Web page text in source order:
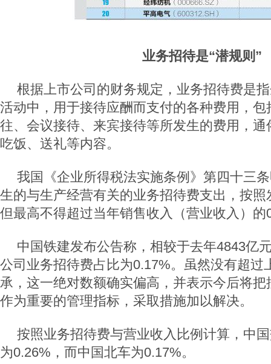
业务招待是“潜规则”
根据上市公司的财务规定，业务招待费是
活动中，用于接待应酬而支付的各种费用，
往、会议接待、来宾接待等所发生的费用，
吃饭、送礼等内容。
我国《企业所得税法实施条例》第四十三
生的与生产经营有关的业务招待费支出，按
但最高不得超过当年销售收入（营业收入）的
中国铁建发布公告称，相较于去年4843亿
公司业务招待费占比为0.17%。虽然没有超过
承，这一绝对数额确实偏高，并表示今后将
作为重要的管理指标，采取措施加以解决。
按照业务招待费与营业收入比例计算，中
为0.26%，而中国北车为0.17%。